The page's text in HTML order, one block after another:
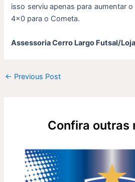
isso serviu apenas para aumentar
4×0 para o Cometa.
Assessoria Cerro Largo Futsal/
← Previous Post
Confira outras